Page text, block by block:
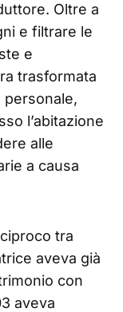
Oltre a
e filtrare le
e
trasformata
personale,
l’abitazione
alle
a causa
tra
aveva già
con
aveva